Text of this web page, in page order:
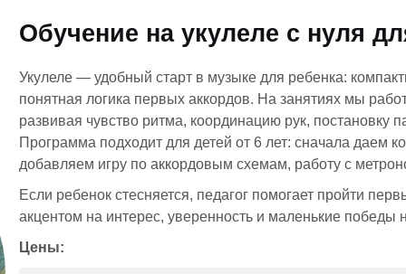
Обучение на укулеле с нуля
Укулеле — удобный старт в музыке для ребенка:
понятная логика первых аккордов. На занятиях мы
развивая чувство ритма, координацию рук, постановку
Программа подходит для детей от 6 лет: сначала даем
добавляем игру по аккордовым схемам, работу с
Если ребенок стесняется, педагог помогает пройти
акцентом на интерес, уверенность и маленькие победы
Цены: